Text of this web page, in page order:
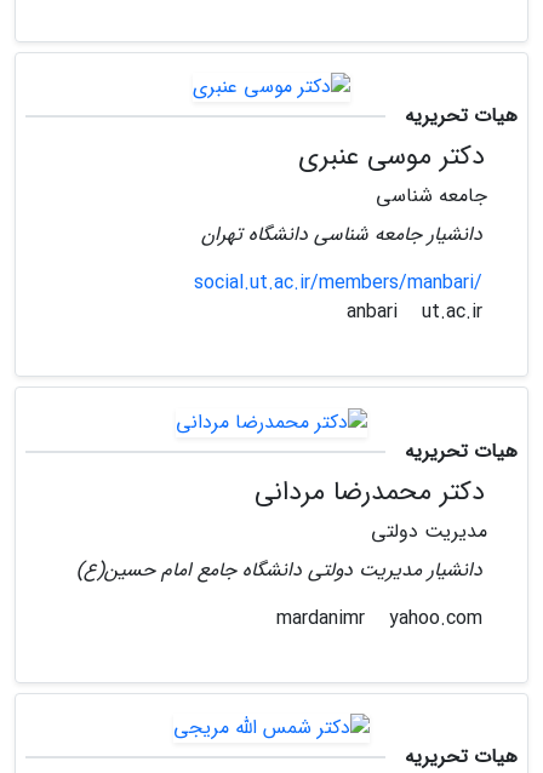
هیات تحریریه
دکتر موسی عنبری
جامعه شناسی
دانشیار جامعه شناسی دانشگاه تهران
social.ut.ac.ir/members/manbari/
ut.ac.ir
هیات تحریریه
دکتر محمدرضا مردانی
مدیریت دولتی
دانشیار مدیریت دولتی دانشگاه جامع امام حسین(ع)
yahoo.com
هیات تحریریه